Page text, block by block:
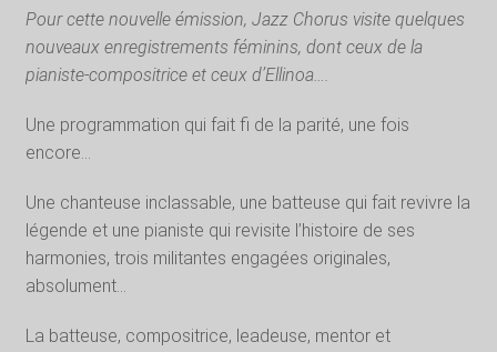
Pour cette nouvelle émission, Jazz Chorus visite quelques
nouveaux enregistrements féminins, dont ceux de la
pianiste-compositrice et ceux d’Ellinoa….
Une programmation qui fait fi de la parité, une fois
encore…
Une chanteuse inclassable, une batteuse qui fait revivre la
légende et une pianiste qui revisite l’histoire de ses
harmonies, trois militantes engagées originales,
absolument…
La batteuse, compositrice, leadeuse, mentor et